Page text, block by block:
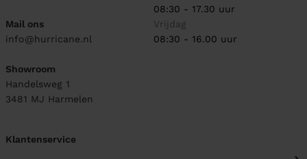
Mail ons
info@hurricane.nl
Showroom
Handelsweg 1
3481 MJ Harmelen
08:30 - 17.30 uur
Vrijdag
08:30 - 16.00 uur
Klantenservice